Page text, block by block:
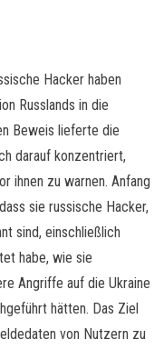
Hacker haben
Russlands in die
Beweis lieferte die
darauf konzentriert,
ihnen zu warnen. Anfang
sie russische Hacker,
sind, einschließlich
habe, wie sie
Angriffe auf die Ukraine
hätten. Das Ziel
von Nutzern zu